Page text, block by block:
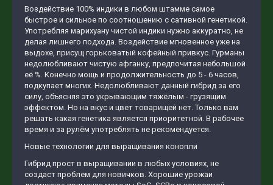
Воздействие 100% индики в любом штамме самое
быстрое и сильное по соотношению с сативной генетикой.
Употребляя марихуану чистой индики нужно аккуратно, не
делая лишнего подхода. Воздействие мгновенное уже на
выдохе, присущ горьковатый кофейный привкус. Гурманы
недолюбливают чистую афганку, предпочитая небольшой
её %. Конечно мощь и продолжительность до 5 - 6 часов,
подкупает многих. Недолюбливают данный гибрид за его
силу, объясняя это укрывающим тяжёлым - грузящим
эффектом. Но на вкус и цвет товарищей нет. Только вам
решать какая генетика является приоритетной. В рабочее
время и за рулём употреблять не рекомендуется.
Новые технологии для выращивания конопли
Гибрид прост в выращивании в любых условиях, не
создаст проблем для новичков. Хорошие урожаи